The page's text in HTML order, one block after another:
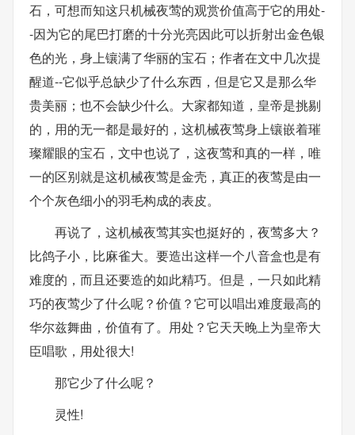
石，可想而知这只机械夜莺的观赏价值高于它的用处-
-因为它的尾巴打磨的十分光亮因此可以折射出金色银
色的光，身上镶满了华丽的宝石；作者在文中几次提
醒道--它似乎总缺少了什么东西，但是它又是那么华
贵美丽；也不会缺少什么。大家都知道，皇帝是挑剔
的，用的无一都是最好的，这机械夜莺身上镶嵌着璀
璨耀眼的宝石，文中也说了，这夜莺和真的一样，唯
一的区别就是这机械夜莺是金壳，真正的夜莺是由一
个个灰色细小的羽毛构成的表皮。
再说了，这机械夜莺其实也挺好的，夜莺多大？
比鸽子小，比麻雀大。要造出这样一个八音盒也是有
难度的，而且还要造的如此精巧。但是，一只如此精
巧的夜莺少了什么呢？价值？它可以唱出难度最高的
华尔兹舞曲，价值有了。用处？它天天晚上为皇帝大
臣唱歌，用处很大!
那它少了什么呢？
灵性!